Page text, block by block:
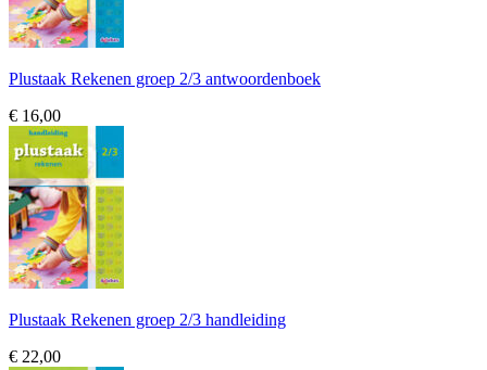
Plustaak Rekenen groep 2/3 antwoordenboek
€ 16,00
Plustaak Rekenen groep 2/3 handleiding
€ 22,00